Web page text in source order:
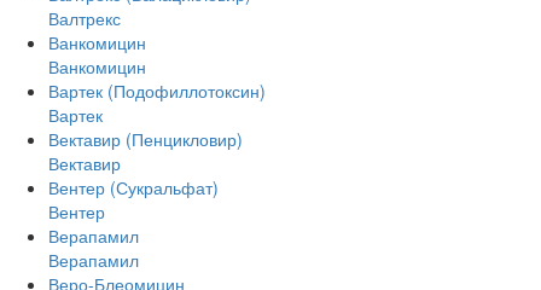
Валтрекс
Ванкомицин
Ванкомицин
Вартек (Подофиллотоксин)
Вартек
Вектавир (Пенцикловир)
Вектавир
Вентер (Сукральфат)
Вентер
Верапамил
Верапамил
Веро-Блеомицин